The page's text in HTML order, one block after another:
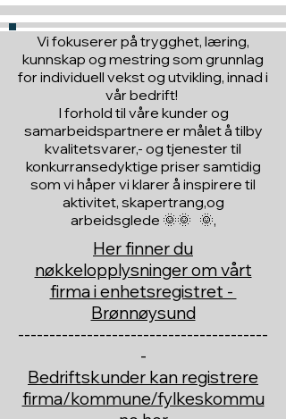
Vi fokuserer på trygghet, læring,
kunnskap og mestring som grunnlag
for individuell vekst og utvikling, innad i
vår bedrift!
I forhold til våre kunder og
samarbeidspartnere er målet å tilby
kvalitetsvarer,- og tjenester til
konkurransedyktige priser samtidig
som vi håper vi klarer å inspirere til
aktivitet, skapertrang,og
arbeidsglede 🌞🌞 🌞,
Her finner du
nøkkelopplysninger om vårt
firma i enhetsregistret -
Brønnøysund
----------------------------------------
-
Bedriftskunder kan registrere
firma/kommune/fylkeskommu